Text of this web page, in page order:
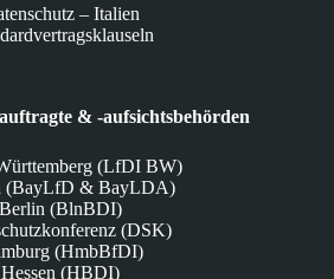
– Italien
& -aufsichtsbehörden
(LfDI BW)
(BayLfD & BayLDA)
Berlin (BlnBDI)
(DSK)
(HmbBfDI)
Hessen (HBDI)